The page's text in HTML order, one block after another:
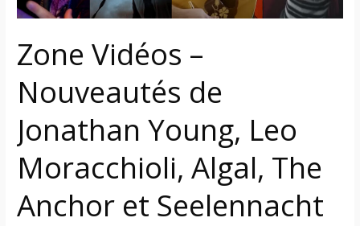
Zone Vidéos –
Nouveautés de
Jonathan Young, Leo
Moracchioli, Algal, The
Anchor et Seelennacht
Moracchioli,
The
Anchor
et